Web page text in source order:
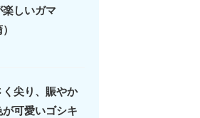
楽しいガマ
く尖り、賑やか
が可愛いゴシキ